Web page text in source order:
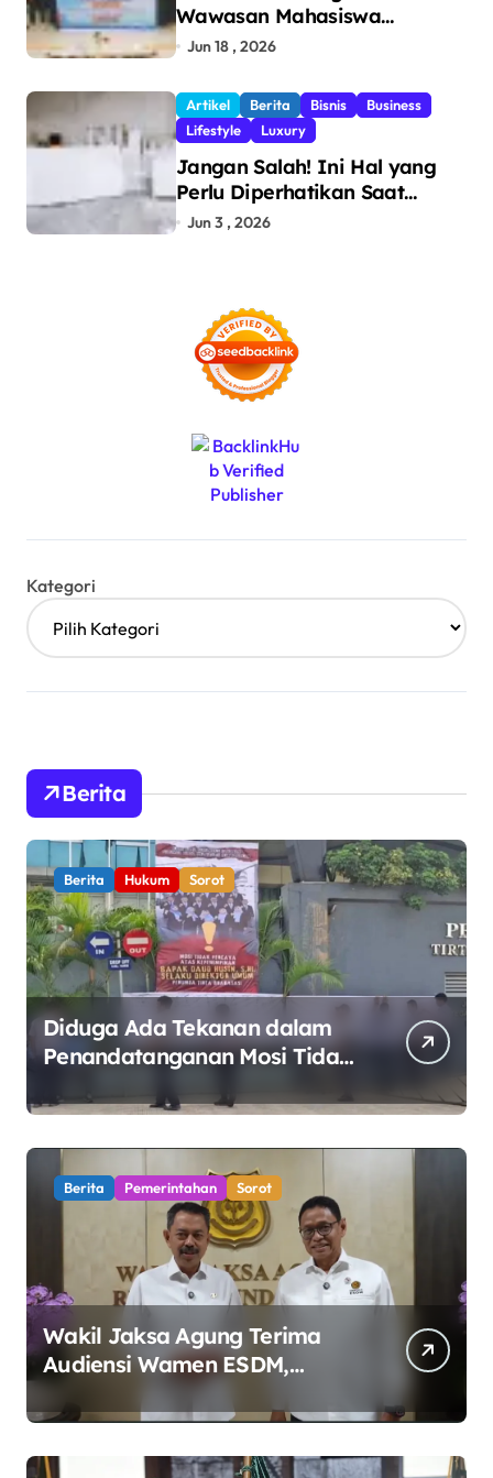
Wawasan Mahasiswa
Politeknik Bosowa tentang
dan Pencegahan Barang
Ilegal
Jun 18 , 2026
Artikel Berita Bisnis
Business
Lifestyle
Luxury
Jangan Salah! Ini Hal yang
Perlu Diperhatikan Saat
Pasang Big Slab
Jun 3 , 2026
Kategori
Berita
Berita Hukum Sorot
Diduga Ada Tekanan dalam
Penandatanganan Mosi Tidak
Polemik Perumda Tirta
Bhagasasi Diusut Objektif
Berita Pemerintahan Sorot
Wakil Jaksa Agung Terima
Audiensi Wamen ESDM,
Perkuat Sinergi Kawal Tata
Kelola Sektor Energi